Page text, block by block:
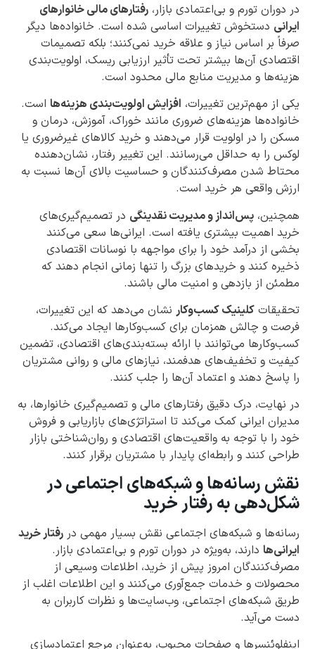
در دوران تورم و بی‌اعتمادی بازار، رفتارهای مالی خانوارهای
ایرانی دستخوش تغییرات اساسی شده است. خانواده‌ها دیگر
صرفاً بر اساس نیاز و علاقه خرید نمی‌کنند؛ بلکه تصمیمات
اقتصادی آن‌ها بیشتر تحت تأثیر ارزیابی ریسک، اولویت‌بندی
هزینه‌ها و مدیریت منابع مالی محدود است.
یکی از مهم‌ترین تغییرات، افزایش اولویت‌بندی هزینه‌ها است.
خانواده‌ها هزینه‌های ضروری مانند خوراک، آموزش، درمان و
مسکن را در اولویت قرار می‌دهند و خرید کالاهای غیرضروری یا
لوکس را به حداقل می‌رسانند. این تغییر رفتار، نشان‌دهنده
محتاط شدن مصرف‌کنندگان و حساسیت بالای آن‌ها نسبت به
ارزش واقعی هر خرید است.
همچنین، پس‌انداز و مدیریت نقدینگی در تصمیم‌گیری‌های
خرید اهمیت بیشتری یافته است. ایرانی‌ها سعی می‌کنند
بخشی از درآمد خود را برای مواجهه با نوسانات اقتصادی
ذخیره کنند و خریدهای بزرگ را تنها زمانی انجام دهند که
مطمئن از بازدهی و امنیت مالی باشند.
تحقیقات کلینیک کسب‌وکار نشان می‌دهد که این تغییرات،
فرصت و چالش همزمان برای کسب‌وکارها ایجاد می‌کند.
کسب‌وکارها می‌توانند با ارائه بسته‌بندی‌های اقتصادی، تضمین
کیفیت و تخفیف‌های هدفمند، نیازهای مالی و روانی مشتریان
را پاسخ دهند و اعتماد آن‌ها را جلب کنند.
در نهایت، درک دقیق رفتارهای مالی و تصمیم‌گیری خانوارها، به
مدیران ایرانی کمک می‌کند تا استراتژی‌های بازاریابی و فروش
خود را با توجه به واقعیت‌های اقتصادی و روان‌شناختی بازار
طراحی کنند و رابطه‌ای پایدار با مشتریان برقرار کنند.
نقش رسانه‌ها و شبکه‌های اجتماعی در
شکل‌دهی به رفتار خرید
رسانه‌ها و شبکه‌های اجتماعی نقش بسیار مهمی در رفتار خرید
ایرانی‌ها دارند، به‌ویژه در دوران تورم و بی‌اعتمادی بازار.
مصرف‌کنندگان امروز پیش از خرید، اطلاعات وسیعی از
محصولات و خدمات جمع‌آوری می‌کنند و این اطلاعات اغلب از
طریق شبکه‌های اجتماعی، وب‌سایت‌ها و نظرات کاربران به
دست می‌آید.
اینفلوئنسرها و صفحات محبوب، به‌عنوان مرجع اعتمادسازی